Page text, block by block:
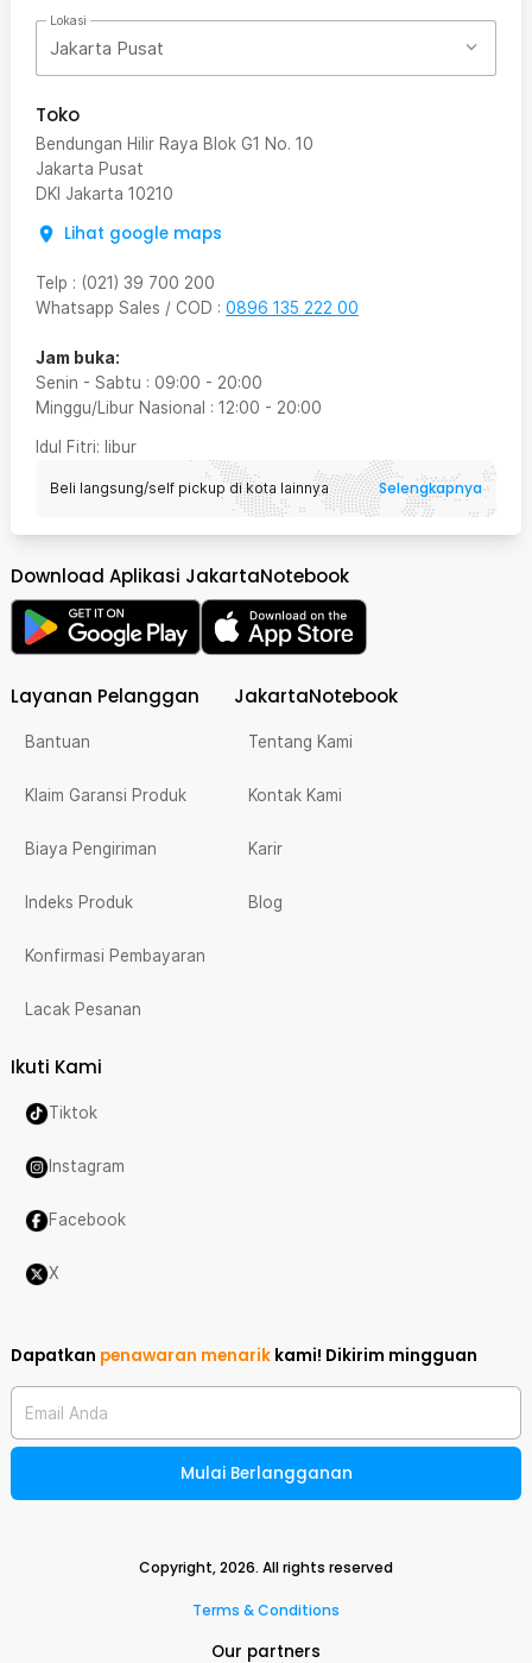
Lokasi
Jakarta Pusat
Toko
Bendungan Hilir Raya Blok G1 No. 10
Jakarta Pusat
DKI Jakarta 10210
Lihat google maps
Telp : (021) 39 700 200
Whatsapp Sales / COD : 0896 135 222 00
Jam buka:
Senin - Sabtu : 09:00 - 20:00
Minggu/Libur Nasional : 12:00 - 20:00
Idul Fitri: libur
Beli langsung/self pickup di kota lainnya Selengkapnya
Download Aplikasi JakartaNotebook
Layanan Pelanggan
Bantuan
Klaim Garansi Produk
Biaya Pengiriman
Indeks Produk
Konfirmasi Pembayaran
Lacak Pesanan
JakartaNotebook
Tentang Kami
Kontak Kami
Karir
Blog
Ikuti Kami
Tiktok
Instagram
Facebook
X
Dapatkan penawaran menarik kami! Dikirim mingguan
Email Anda
Mulai Berlangganan
Copyright,2026. All rights reserved
Terms & Conditions
Our partners